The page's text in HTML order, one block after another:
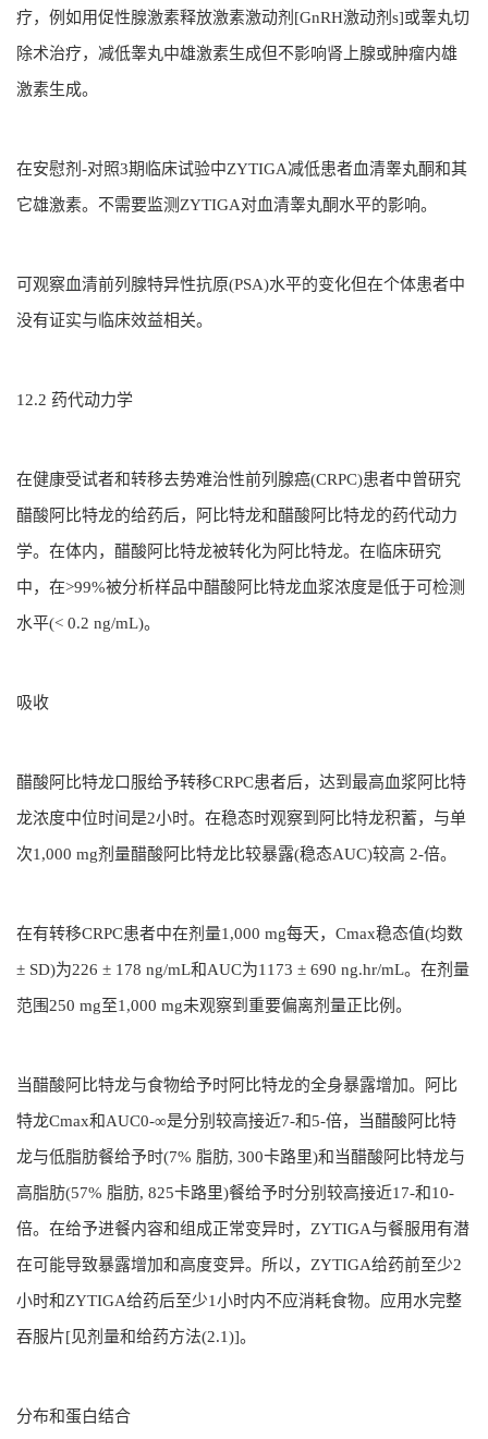
疗，例如用促性腺激素释放激素激动剂[GnRH激动剂s]或睾丸切
除术治疗，减低睾丸中雄激素生成但不影响肾上腺或肿瘤内雄
激素生成。
在安慰剂-对照3期临床试验中ZYTIGA减低患者血清睾丸酮和其
它雄激素。不需要监测ZYTIGA对血清睾丸酮水平的影响。
可观察血清前列腺特异性抗原(PSA)水平的变化但在个体患者中
没有证实与临床效益相关。
12.2 药代动力学
在健康受试者和转移去势难治性前列腺癌(CRPC)患者中曾研究
醋酸阿比特龙的给药后，阿比特龙和醋酸阿比特龙的药代动力
学。在体内，醋酸阿比特龙被转化为阿比特龙。在临床研究
中，在>99%被分析样品中醋酸阿比特龙血浆浓度是低于可检测
水平(< 0.2 ng/mL)。
吸收
醋酸阿比特龙口服给予转移CRPC患者后，达到最高血浆阿比特
龙浓度中位时间是2小时。在稳态时观察到阿比特龙积蓄，与单
次1,000 mg剂量醋酸阿比特龙比较暴露(稳态AUC)较高 2-倍。
在有转移CRPC患者中在剂量1,000 mg每天，Cmax稳态值(均数
± SD)为226 ± 178 ng/mL和AUC为1173 ± 690 ng.hr/mL。在剂量
范围250 mg至1,000 mg未观察到重要偏离剂量正比例。
当醋酸阿比特龙与食物给予时阿比特龙的全身暴露增加。阿比
特龙Cmax和AUC0-∞是分别较高接近7-和5-倍，当醋酸阿比特
龙与低脂肪餐给予时(7% 脂肪, 300卡路里)和当醋酸阿比特龙与
高脂肪(57% 脂肪, 825卡路里)餐给予时分别较高接近17-和10-
倍。在给予进餐内容和组成正常变异时，ZYTIGA与餐服用有潜
在可能导致暴露增加和高度变异。所以，ZYTIGA给药前至少2
小时和ZYTIGA给药后至少1小时内不应消耗食物。应用水完整
吞服片[见剂量和给药方法(2.1)]。
分布和蛋白结合